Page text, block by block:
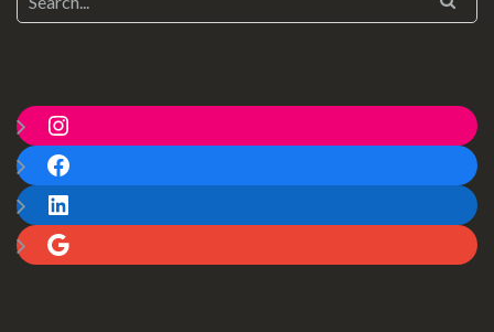
Instagram
Facebook
LinkedIn
Google